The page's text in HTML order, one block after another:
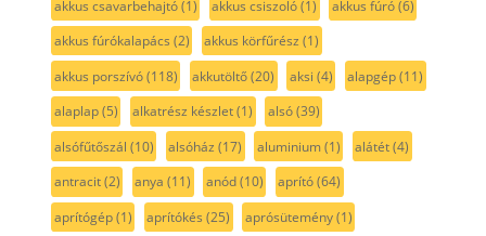
akkus csavarbehajtó(1) akkus csiszoló(1) akkus fúró(6)
akkus fúrókalapács (2) akkus körfűrész (1)
akkus porszívó(118) akkutöltő(20) aksi (4) alapgép(11)
alaplap(5) alkatrész készlet(1) alsó(39)
alsófűtőszál (10) alsóház (17) aluminium(1) alátét(4)
antracit(2) anya (11) anód(10) aprító(64)
aprítógép(1) aprítókés (25) aprósütemény(1)